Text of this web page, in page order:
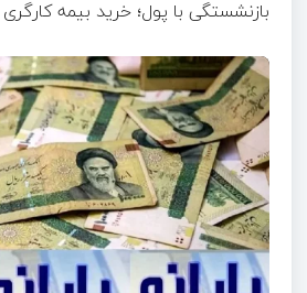
بازنشستگی با پول؛ خرید بیمه